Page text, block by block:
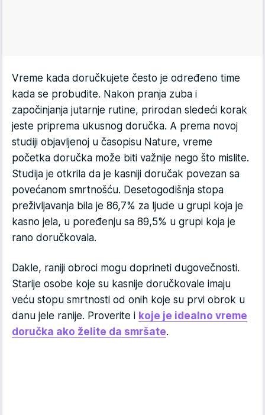
Vreme kada doručkujete često je određeno time
kada se probudite. Nakon pranja zuba i
započinjanja jutarnje rutine, prirodan sledeći korak
jeste priprema ukusnog doručka. A prema novoj
studiji objavljenoj u časopisu Nature, vreme
početka doručka može biti važnije nego što mislite.
Studija je otkrila da je kasniji doručak povezan sa
povećanom smrtnošću. Desetogodišnja stopa
preživljavanja bila je 86,7% za ljude u grupi koja je
kasno jela, u poređenju sa 89,5% u grupi koja je
rano doručkovala.
Dakle, raniji obroci mogu doprineti dugovečnosti.
Starije osobe koje su kasnije doručkovale imaju
veću stopu smrtnosti od onih koje su prvi obrok u
danu jele ranije. Proverite i koje je idealno vreme
doručka ako želite da smršate.